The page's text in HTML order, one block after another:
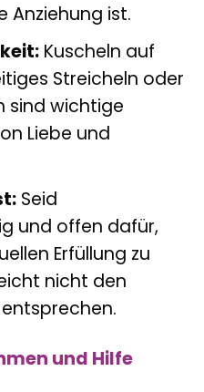
Anziehung ist.
Kuscheln auf
Streicheln oder
sind wichtige
Liebe und
Seid
und offen dafür,
Erfüllung zu
nicht den
und Hilfe